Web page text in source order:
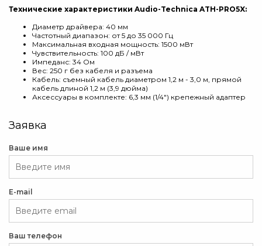
Технические характеристики Audio-Technica ATH-PRO5X:
Диаметр драйвера: 40 мм
Частотный диапазон: от 5 до 35 000 Гц
Максимальная входная мощность: 1500 мВт
Чувствительность: 100 дБ / мВт
Импеданс: 34 Ом
Вес: 250 г без кабеля и разъема
Кабель: съемный кабель диаметром 1,2 м - 3,0 м, прямой
кабель длиной 1,2 м (3,9 дюйма)
Аксессуары в комплекте: 6,3 мм (1/4") крепежный адаптер
Заявка
Ваше имя
E-mail
Ваш телефон